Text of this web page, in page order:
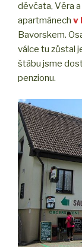
děvčata, Věra
apartmánech v
Bavorskem.
válce tu zůstal
štábu jsme
penzionu.